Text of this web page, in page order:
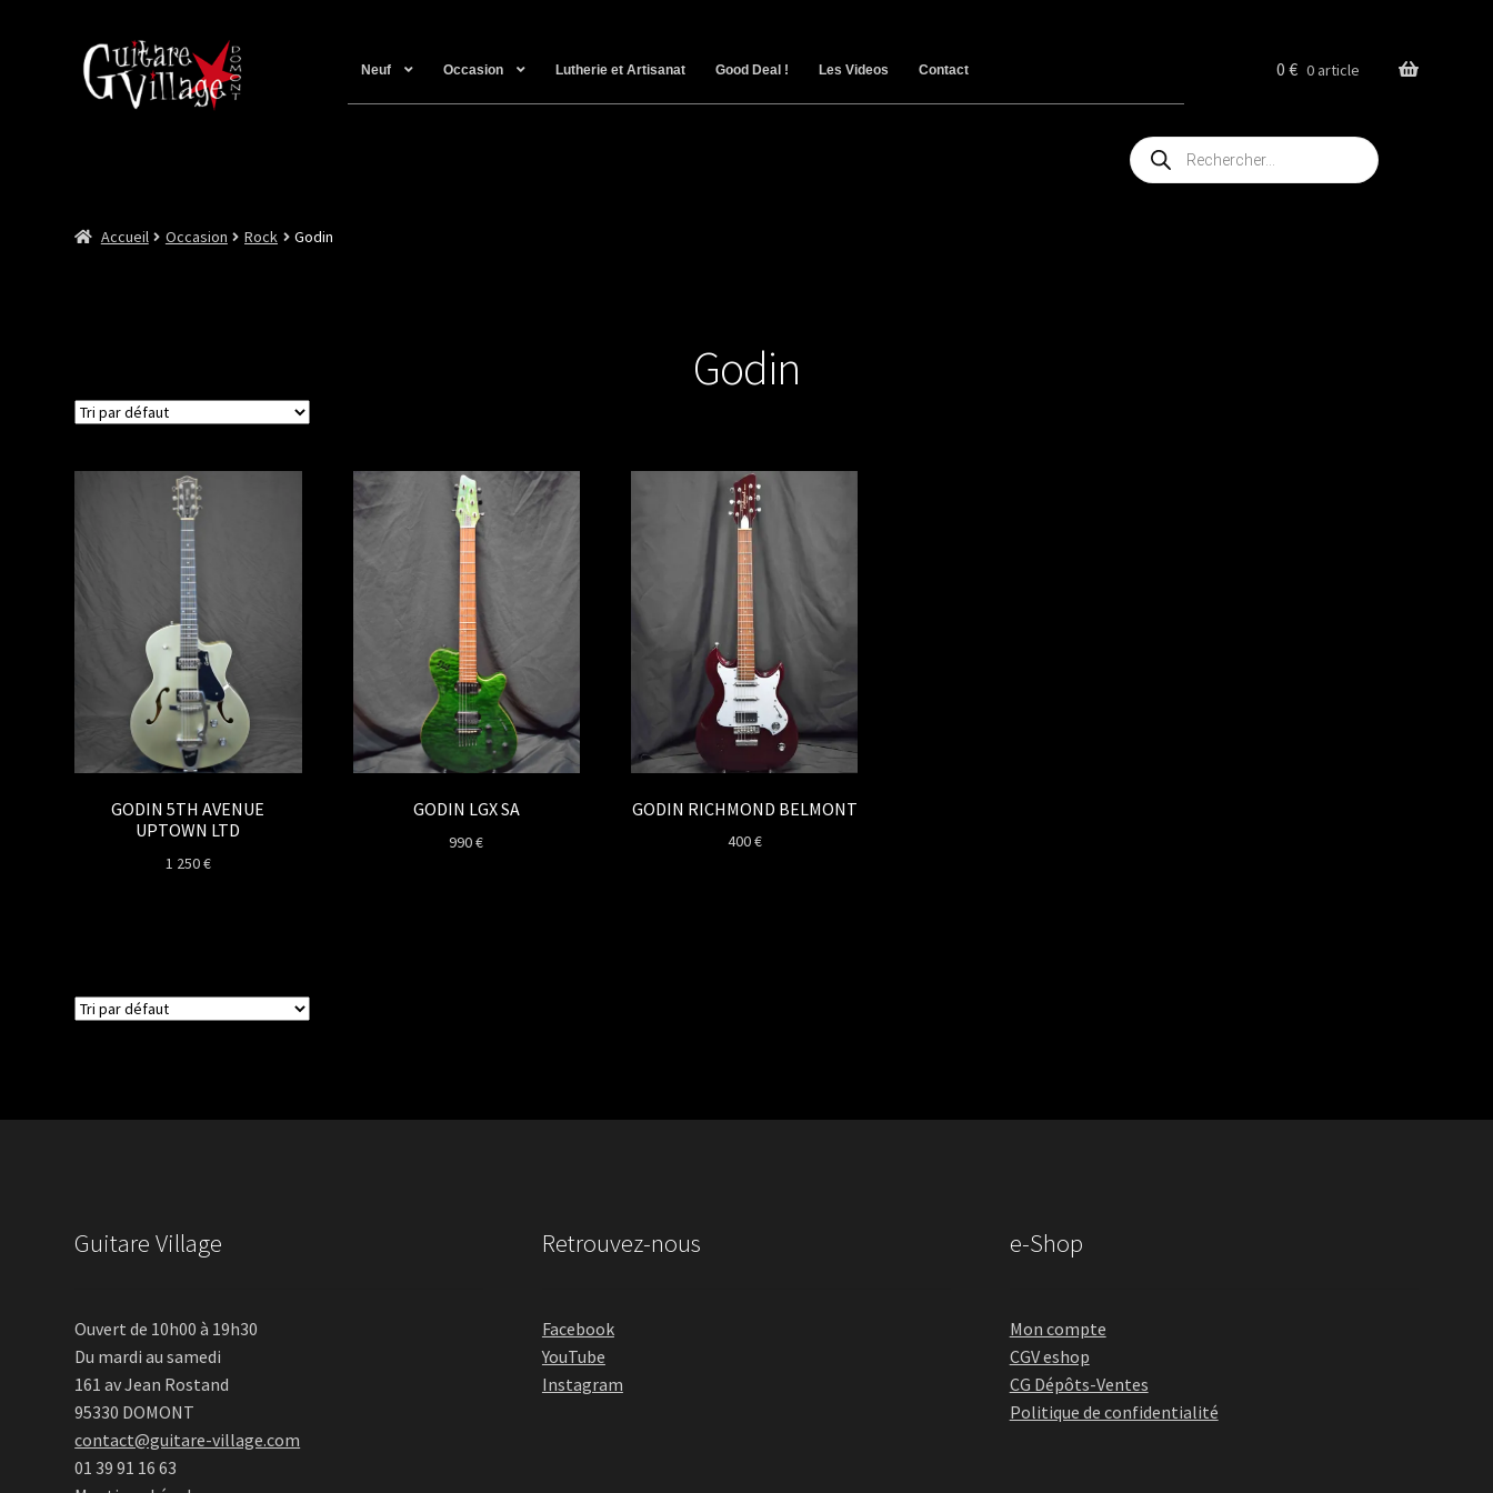
Neuf Occasion Lutherie et Artisanat Good Deal ! Les Videos Contact 0€ 0 article
Recherche
de
produits
Accueil Occasion Rock Godin
Godin
GODIN 5TH AVENUE
UPTOWN LTD
1 250€
GODIN LGX SA
990€
GODIN RICHMOND BELMONT
400€
Guitare Village
Ouvert de 10h00 à 19h30
Du mardi au samedi
161 av Jean Rostand
95330 DOMONT
contact@guitare-village.com
01 39 91 16 63
Retrouvez-nous
Facebook
YouTube
Instagram
e-Shop
Mon compte
CGV eshop
CG Dépôts-Ventes
Politique de confidentialité